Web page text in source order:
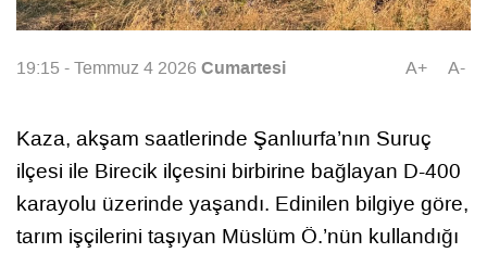
19:15 - Temmuz 4 2026 Cumartesi A+ A-
Kaza, akşam saatlerinde Şanlıurfa’nın Suruç
ilçesi ile Birecik ilçesini birbirine bağlayan D-400
karayolu üzerinde yaşandı. Edinilen bilgiye göre,
tarım işçilerini taşıyan Müslüm Ö.’nün kullandığı